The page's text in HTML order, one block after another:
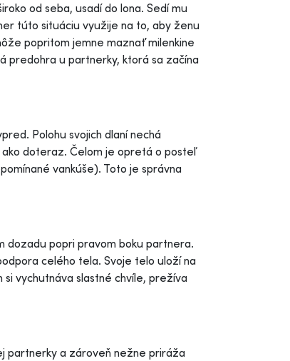
od seba, usadí do lona. Sedí mu
túto situáciu využije na to, aby ženu
popritom jemne maznať milenkine
predohra u partnerky, ktorá sa začína
Polohu svojich dlaní nechá
doteraz. Čelom je opretá o posteľ
vankúše). Toto je správna
dozadu popri pravom boku partnera.
celého tela. Svoje telo uloží na
vychutnáva slastné chvíle, prežíva
partnerky a zároveň nežne priráža